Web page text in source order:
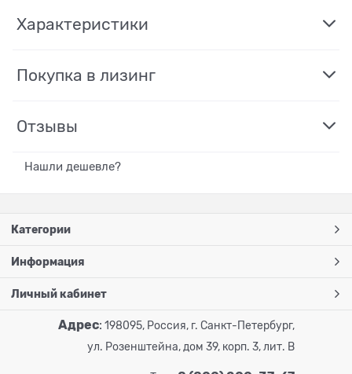
Характеристики
Покупка в лизинг
Отзывы
Нашли дешевле?
Категории
Информация
Личный кабинет
Адрес: 198095, Россия, г. Санкт-Петербург,
ул. Розенштейна, дом 39, корп. 3, лит. В